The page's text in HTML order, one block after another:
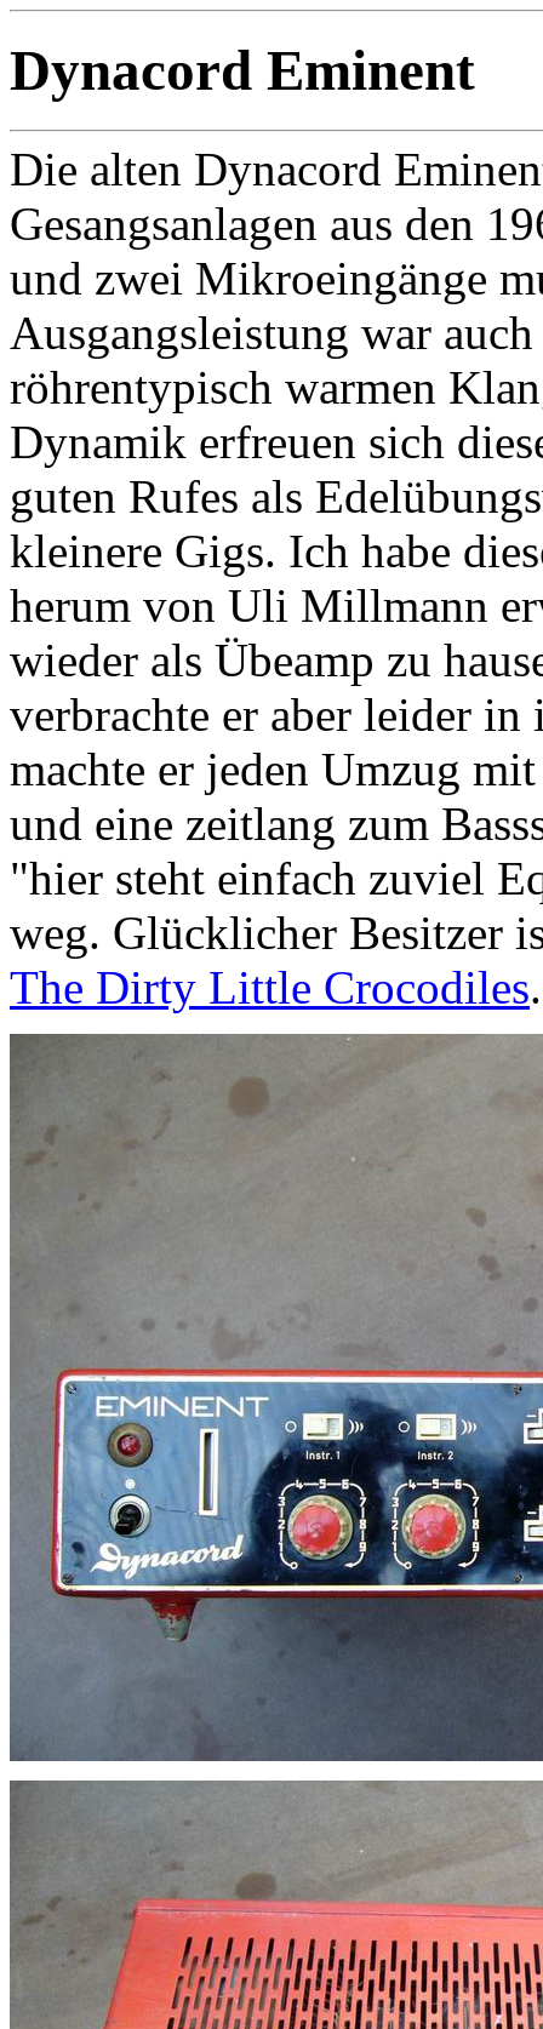
Dynacord Eminent
Die alten Dynacord
Gesangsanlagen aus den
und zwei Mikroeingänge
Ausgangsleistung war
röhrentypisch warmen
Dynamik erfreuen sich
guten Rufes als
kleinere Gigs. Ich habe
herum von Uli Millmann
wieder als Übeamp zu
verbrachte er aber leider
machte er jeden Umzug
und eine zeitlang zum
"hier steht einfach zuviel
weg. Glücklicher Besitzer
The Dirty Little Crocodiles.